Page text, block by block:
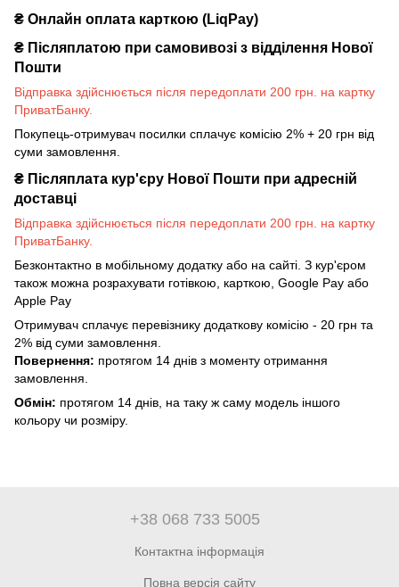
₴ Онлайн оплата карткою (LiqPay)
₴ Післяплатою при самовивозі з відділення Нової
Пошти
Відправка здійснюється після передоплати 200 грн. на картку
ПриватБанку.
Покупець-отримувач посилки сплачує комісію 2% + 20 грн від
суми замовлення.
₴ Післяплата кур'єру Нової Пошти при адресній
доставці
Відправка здійснюється після передоплати 200 грн. на картку
ПриватБанку.
Безконтактно в мобільному додатку або на сайті. З кур'єром
також можна розрахувати готівкою, карткою, Google Pay або
Apple Pay
Отримувач сплачує перевізнику додаткову комісію - 20 грн та
2% від суми замовлення.
Повернення: протягом 14 днів з моменту отримання
замовлення.
Обмін: протягом 14 днів, на таку ж саму модель іншого
кольору чи розміру.
+38 068 733 5005
Контактна інформація
Повна версія сайту